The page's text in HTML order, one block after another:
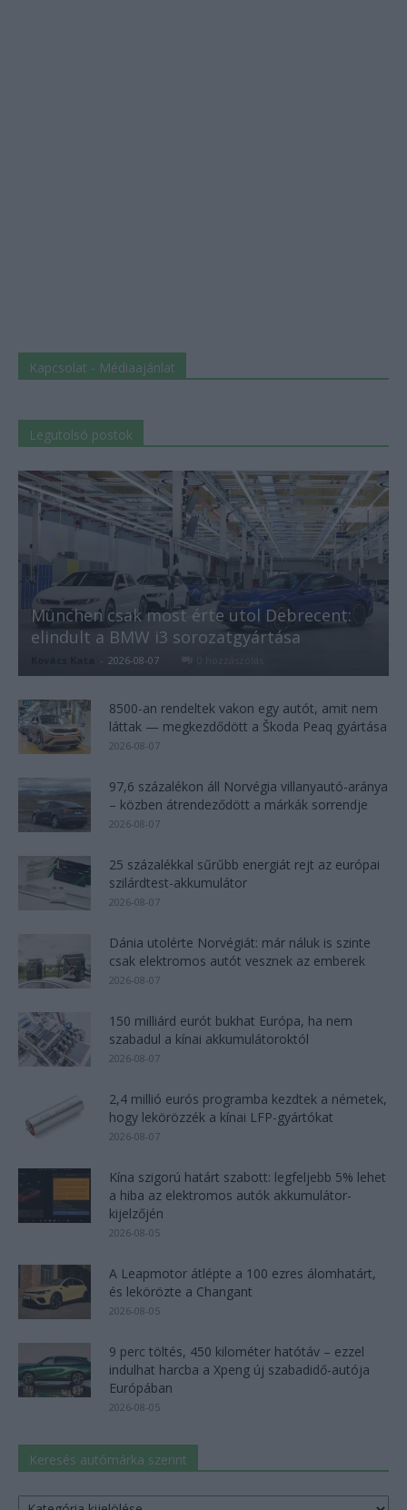
Kapcsolat - Médiaajánlat
Legutolsó postok
München csak most érte utol Debrecent:
elindult a BMW i3 sorozatgyártása
- 2026-08-07
8500-an rendeltek vakon egy autót, amit nem
láttak — megkezdődött a Škoda Peaq gyártása
2026-08-07
97,6 százalékon áll Norvégia villanyautó-aránya
– közben átrendeződött a márkák sorrendje
2026-08-07
25 százalékkal sűrűbb energiát rejt az európai
szilárdtest-akkumulátor
2026-08-07
Dánia utolérte Norvégiát: már náluk is szinte
csak elektromos autót vesznek az emberek
2026-08-07
150 milliárd eurót bukhat Európa, ha nem
szabadul a kínai akkumulátoroktól
2026-08-07
2,4 millió eurós programba kezdtek a németek,
hogy lekörözzék a kínai LFP-gyártókat
2026-08-07
Kína szigorú határt szabott: legfeljebb 5% lehet
a hiba az elektromos autók akkumulátor-
kijelzőjén
2026-08-05
A Leapmotor átlépte a 100 ezres álomhatárt,
és lekörözte a Changant
2026-08-05
9 perc töltés, 450 kilométer hatótáv – ezzel
indulhat harcba a Xpeng új szabadidő-autója
Európában
2026-08-05
Keresés autómárka szerint
Keresés